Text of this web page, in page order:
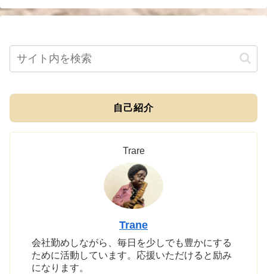
自己紹介
Trare
Trane
会社勤めしながら、毎日を少しでも豊かにする
ために活動しています。応援いただけると励み
になります。